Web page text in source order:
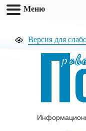
Версия для
П
Меню